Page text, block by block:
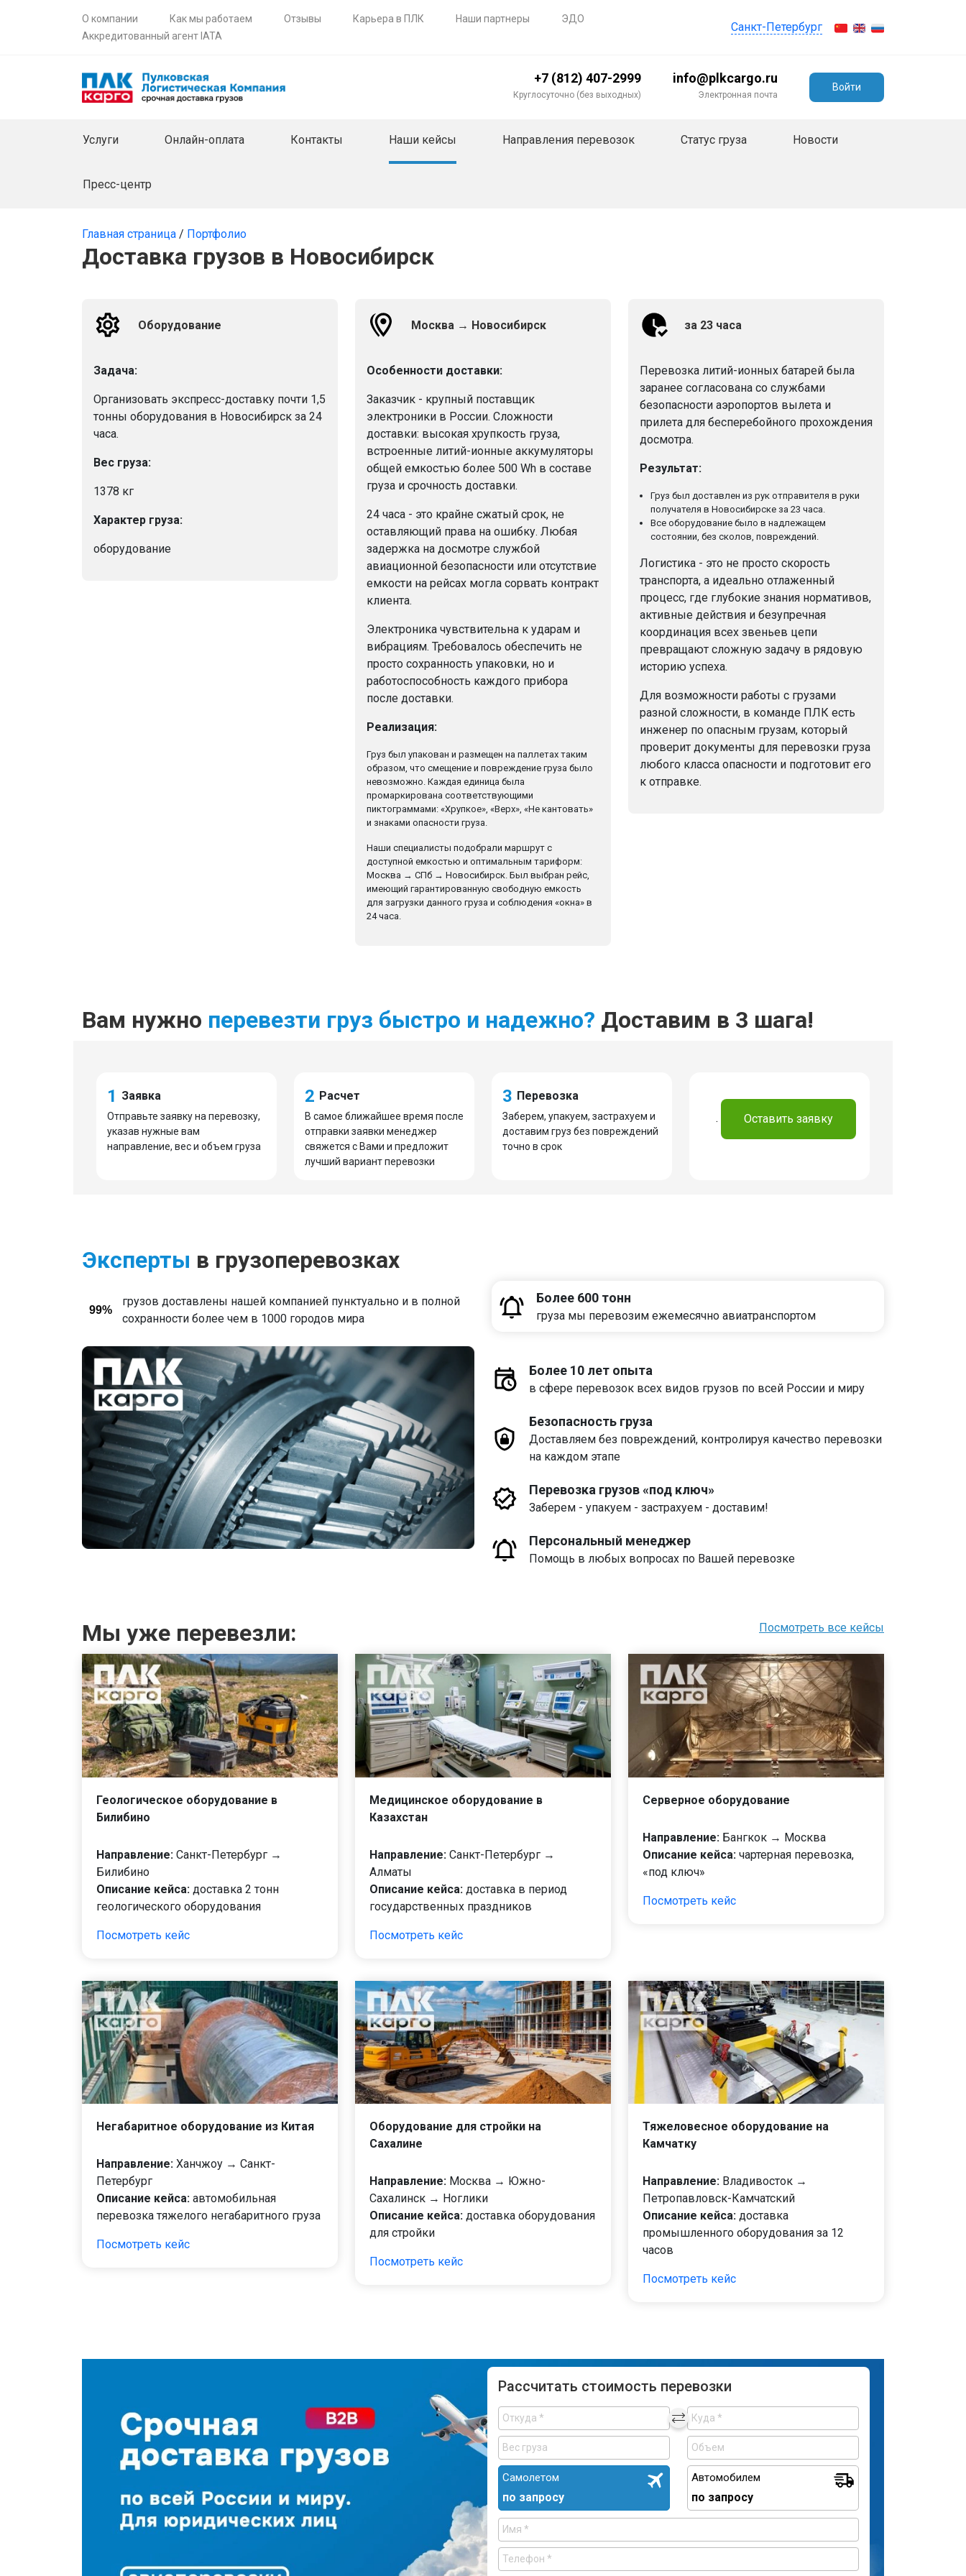
О компании Как мы работаем Отзывы Карьера в ПЛК Наши партнеры
ЭДО
Аккредитованный агент IATA
Санкт-Петербург
+7 (812) 407-2999
Круглосуточно (без выходных)
info@plkcargo.ru
Электронная почта
Войти
Услуги Онлайн-оплата Контакты Наши кейсы Направления перевозок Статус груза Новости
Пресс-центр
Главная страница / Портфолио
Доставка грузов в Новосибирск
Оборудование
Задача:
Организовать экспресс-доставку почти 1,5
тонны оборудования в Новосибирск за 24
часа.
Вес груза:
1378 кг
Характер груза:
оборудование
Москва → Новосибирск
Особенности доставки:
Заказчик - крупный поставщик
электроники в России. Сложности
доставки: высокая хрупкость груза,
встроенные литий-ионные аккумуляторы
общей емкостью более 500 Wh в составе
груза и срочность доставки.
24 часа - это крайне сжатый срок, не
оставляющий права на ошибку. Любая
задержка на досмотре службой
авиационной безопасности или отсутствие
емкости на рейсах могла сорвать контракт
клиента.
Электроника чувствительна к ударам и
вибрациям. Требовалось обеспечить не
просто сохранность упаковки, но и
работоспособность каждого прибора
после доставки.
Реализация:
Груз был упакован и размещен на паллетах таким
образом, что смещение и повреждение груза было
невозможно. Каждая единица была
промаркирована соответствующими
пиктограммами: «Хрупкое», «Верх», «Не кантовать»
и знаками опасности груза.
Наши специалисты подобрали маршрут с
доступной емкостью и оптимальным тариформ:
Москва → СПб → Новосибирск. Был выбран рейс,
имеющий гарантированную свободную емкость
для загрузки данного груза и соблюдения «окна» в
24 часа.
за 23 часа
Перевозка литий-ионных батарей была
заранее согласована со службами
безопасности аэропортов вылета и
прилета для бесперебойного прохождения
досмотра.
Результат:
Груз был доставлен из рук отправителя в руки
получателя в Новосибирске за 23 часа.
Все оборудование было в надлежащем
состоянии, без сколов, повреждений.
Логистика - это не просто скорость
транспорта, а идеально отлаженный
процесс, где глубокие знания нормативов,
активные действия и безупречная
координация всех звеньев цепи
превращают сложную задачу в рядовую
историю успеха.
Для возможности работы с грузами
разной сложности, в команде ПЛК есть
инженер по опасным грузам, который
проверит документы для перевозки груза
любого класса опасности и подготовит его
к отправке.
Вам нужно перевезти груз быстро и надежно? Доставим в 3 шага!
1 Заявка
Отправьте заявку на перевозку,
указав нужные вам
направление, вес и объем груза
2 Расчет
В самое ближайшее время после
отправки заявки менеджер
свяжется с Вами и предложит
лучший вариант перевозки
3 Перевозка
Заберем, упакуем, застрахуем и
доставим груз без повреждений
точно в срок
. Оставить заявку
Эксперты в грузоперевозках
99%
грузов доставлены нашей компанией пунктуально и в полной
сохранности более чем в 1000 городов мира
Более 600 тонн
груза мы перевозим ежемесячно авиатранспортом
Более 10 лет опыта
в сфере перевозок всех видов грузов по всей России и миру
Безопасность груза
Доставляем без повреждений, контролируя качество перевозки
на каждом этапе
Перевозка грузов «под ключ»
Заберем - упакуем - застрахуем - доставим!
Персональный менеджер
Помощь в любых вопросах по Вашей перевозке
Мы уже перевезли: Посмотреть все кейсы
Геологическое оборудование в
Билибино
Направление: Санкт-Петербург →
Билибино
Описание кейса: доставка 2 тонн
геологического оборудования
Посмотреть кейс
Медицинское оборудование в
Казахстан
Направление: Санкт-Петербург →
Алматы
Описание кейса: доставка в период
государственных праздников
Посмотреть кейс
Серверное оборудование
Направление: Бангкок → Москва
Описание кейса: чартерная перевозка,
«под ключ»
Посмотреть кейс
Негабаритное оборудование из Китая
Направление: Ханчжоу → Санкт-
Петербург
Описание кейса: автомобильная
перевозка тяжелого негабаритного груза
Посмотреть кейс
Оборудование для стройки на
Сахалине
Направление: Москва → Южно-
Сахалинск → Ноглики
Описание кейса: доставка оборудования
для стройки
Посмотреть кейс
Тяжеловесное оборудование на
Камчатку
Направление: Владивосток →
Петропавловск-Камчатский
Описание кейса: доставка
промышленного оборудования за 12
часов
Посмотреть кейс
Рассчитать стоимость перевозки
Самолетом
по запросу
Автомобилем
по запросу